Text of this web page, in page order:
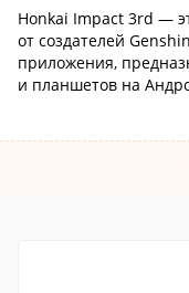
Honkai Impact 3rd —
от создателей
приложения,
и планшетов на